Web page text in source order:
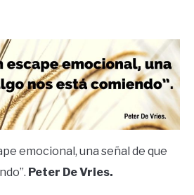
emocional, una señal de que
Peter De Vries.